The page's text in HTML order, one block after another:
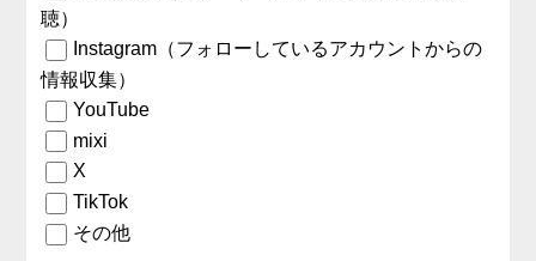
聴）
Instagram（フォローしているアカウントからの
情報収集）
YouTube
mixi
X
TikTok
その他